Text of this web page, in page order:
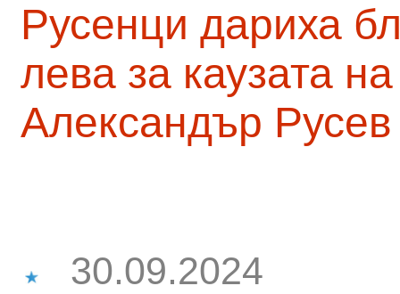
Русенци дариха
лева за каузата
Александър Русев
30.09.2024